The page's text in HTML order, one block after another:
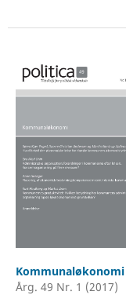
Kommunaløkonomi
Årg. 49 Nr. 1 (2017)